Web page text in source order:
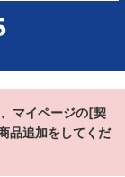
マイページの[契
品追加をしてくだ